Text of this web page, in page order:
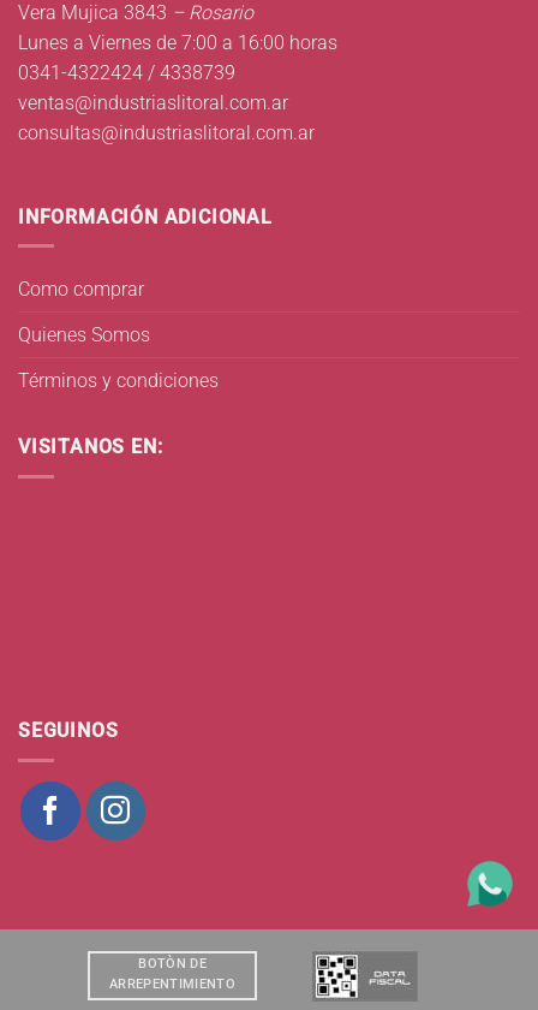
Vera Mujica 3843 – Rosario
Lunes a Viernes de 7:00 a 16:00 horas
0341-4322424 / 4338739
ventas@industriaslitoral.com.ar
consultas@industriaslitoral.com.ar
INFORMACIÓN ADICIONAL
Como comprar
Quienes Somos
Términos y condiciones
VISITANOS EN:
SEGUINOS
BOTÒN DE
ARREPENTIMIENTO